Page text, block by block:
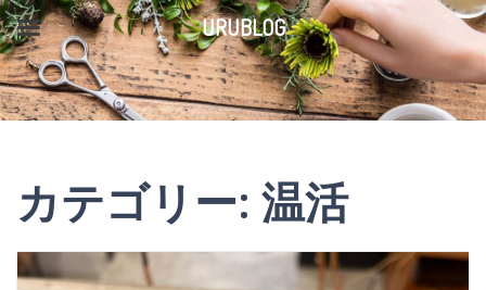
コ
ン
テ
ン
キ
カテゴリー: 温活
URUBLOG